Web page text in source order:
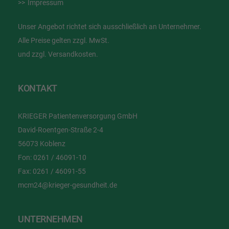
Impressum
Unser Angebot richtet sich ausschließlich an Unternehmer.
Alle Preise gelten zzgl. MwSt.
und zzgl. Versandkosten.
KONTAKT
KRIEGER Patientenversorgung GmbH
David-Roentgen-Straße 2-4
56073 Koblenz
Fon: 0261 / 46091-10
Fax: 0261 / 46091-55
mcm24@krieger-gesundheit.de
UNTERNEHMEN